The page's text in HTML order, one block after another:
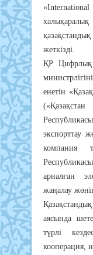
жеткізді.
ҚР Цифрлық
енетін
экспорттау
компания
арналған
жаңалау
аясында
түрлі
кооперация,